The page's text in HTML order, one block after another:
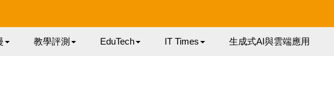
教學評測 EduTech IT Times 生成式AI與雲端應用